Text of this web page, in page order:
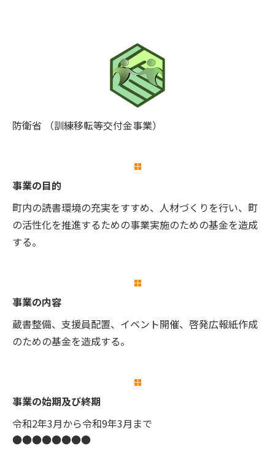
防衛省 （訓練移転等交付金事業）
事業の目的
町内の読書環境の充実をすすめ、人材づくりを行い、町
の活性化を推進するための事業実施のための基金を造成
する。
事業の内容
蔵書整備、支援員配置、イベント開催、啓発広報紙作成
のための基金を造成する。
事業の始期及び終期
令和2年3月から令和9年3月まで
●●●●●●●●